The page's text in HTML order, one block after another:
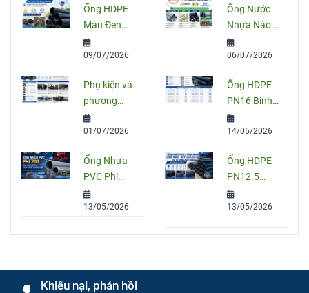
Ống HDPE
Màu Đen
Sọc Xanh:
Quy Cách,
Và Cách
Chọn Đúng
09/07/2026
Ống Nước
Nhựa Nào
Tốt Nhất
Hiện Nay?
PVC, PPR
Và HDPE
06/07/2026
Phụ kiện và
phương
pháp nối
ống HDPE
thuật
01/07/2026
Ống HDPE
PN16 Bình
Minh: Quy
Cách, Báo
Chọn Đúng
Cho Công
Trình
14/05/2026
Ống Nhựa
PVC Phi
200: Quy
Cách, Giá
Trình
13/05/2026
Ống HDPE
PN12.5
Bình Minh
Chính Hãng
Chọn Mua
13/05/2026
Khiếu nại, phản hồi